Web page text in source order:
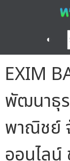
◐
EXIM
พัฒนาธุร
พาณิชย์
ออนไลน์